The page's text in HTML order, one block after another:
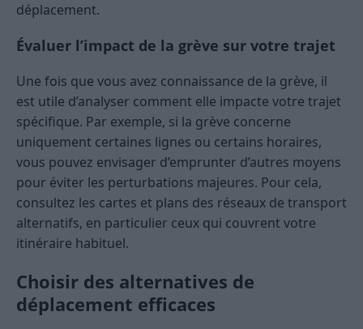
déplacement.
Évaluer l’impact de la grève sur votre trajet
Une fois que vous avez connaissance de la grève, il
est utile d’analyser comment elle impacte votre trajet
spécifique. Par exemple, si la grève concerne
uniquement certaines lignes ou certains horaires,
vous pouvez envisager d’emprunter d’autres moyens
pour éviter les perturbations majeures. Pour cela,
consultez les cartes et plans des réseaux de transport
alternatifs, en particulier ceux qui couvrent votre
itinéraire habituel.
Choisir des alternatives de
déplacement efficaces